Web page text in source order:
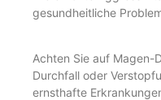
gesundheitliche
Achten Sie auf Magen-
Durchfall oder
ernsthafte